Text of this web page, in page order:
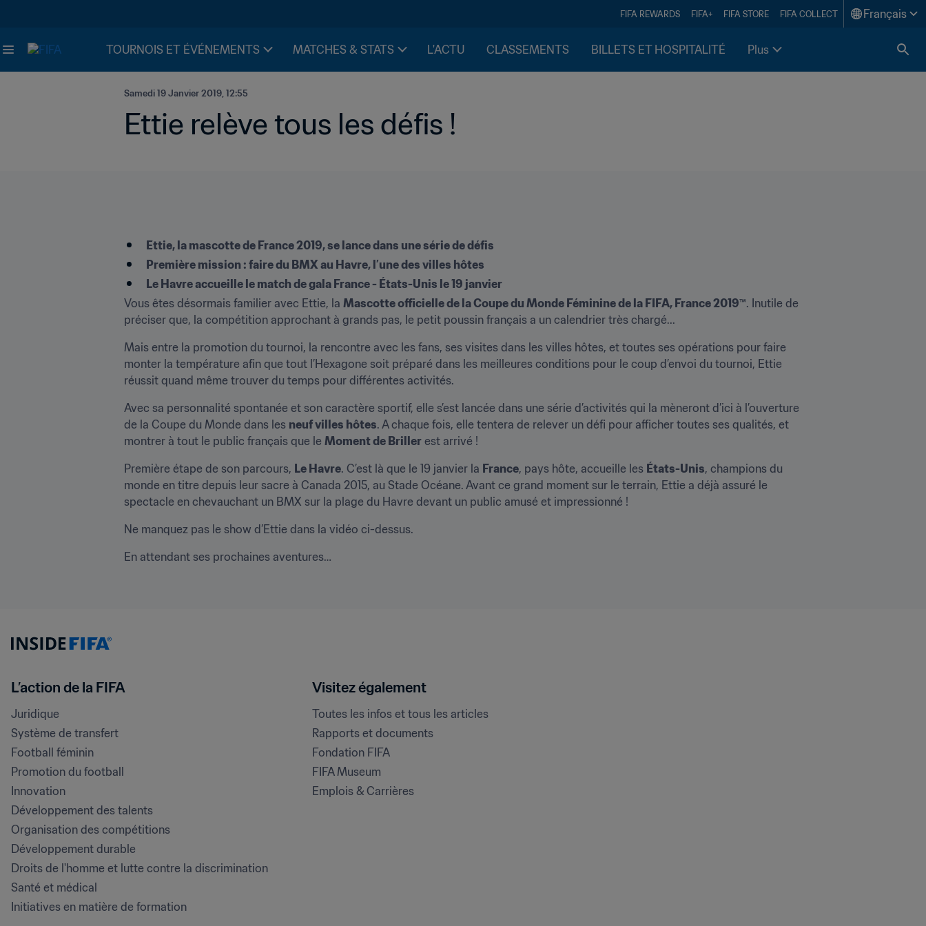
FIFA REWARDS FIFA+ FIFA STORE FIFA COLLECT Français
TOURNOIS ET ÉVÉNEMENTS MATCHES & STATS L'ACTU CLASSEMENTS BILLETS ET HOSPITALITÉ Plus
Samedi 19 Janvier 2019, 12:55
Ettie relève tous les défis !
Ettie, la mascotte de France 2019, se lance dans une série de défis
Première mission : faire du BMX au Havre, l’une des villes hôtes
Le Havre accueille le match de gala France - États-Unis le 19 janvier
Vous êtes désormais familier avec Ettie, la Mascotte officielle de la Coupe du Monde Féminine de la FIFA, France 2019™. Inutile de
préciser que, la compétition approchant à grands pas, le petit poussin français a un calendrier très chargé...
Mais entre la promotion du tournoi, la rencontre avec les fans, ses visites dans les villes hôtes, et toutes ses opérations pour faire
monter la température afin que tout l’Hexagone soit préparé dans les meilleures conditions pour le coup d’envoi du tournoi, Ettie
réussit quand même trouver du temps pour différentes activités.
Avec sa personnalité spontanée et son caractère sportif, elle s’est lancée dans une série d’activités qui la mèneront d’ici à l’ouverture
de la Coupe du Monde dans les neuf villes hôtes. A chaque fois, elle tentera de relever un défi pour afficher toutes ses qualités, et
montrer à tout le public français que le Moment de Briller est arrivé !
Première étape de son parcours, Le Havre. C’est là que le 19 janvier la France, pays hôte, accueille les États-Unis, champions du
monde en titre depuis leur sacre à Canada 2015, au Stade Océane. Avant ce grand moment sur le terrain, Ettie a déjà assuré le
spectacle en chevauchant un BMX sur la plage du Havre devant un public amusé et impressionné !
Ne manquez pas le show d’Ettie dans la vidéo ci-dessus.
En attendant ses prochaines aventures…
L’action de la FIFA
Juridique
Système de transfert
Football féminin
Promotion du football
Innovation
Développement des talents
Organisation des compétitions
Développement durable
Droits de l'homme et lutte contre la discrimination
Santé et médical
Initiatives en matière de formation
Visitez également
Toutes les infos et tous les articles
Rapports et documents
Fondation FIFA
FIFA Museum
Emplois & Carrières